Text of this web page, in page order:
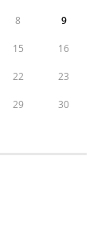
8 9
15 16
22 23
29 30